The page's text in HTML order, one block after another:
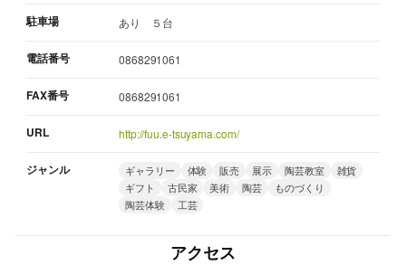
駐車場 あり ５台
電話番号 0868291061
FAX番号 0868291061
URL http://fuu.e-tsuyama.com/
ジャンル ギャラリー 体験 販売 展示 陶芸教室
雑貨
ギフト
古民家 美術 陶芸
ものづくり
陶芸体験
工芸
アクセス